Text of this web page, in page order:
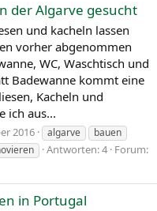
der Algarve gesucht
und kacheln lassen
vorher abgenommen
WC, Waschtisch und
Badewanne kommt eine
Kacheln und
ich aus...
2016 algarve
bauen
Antworten: 4 Forum:
in Portugal